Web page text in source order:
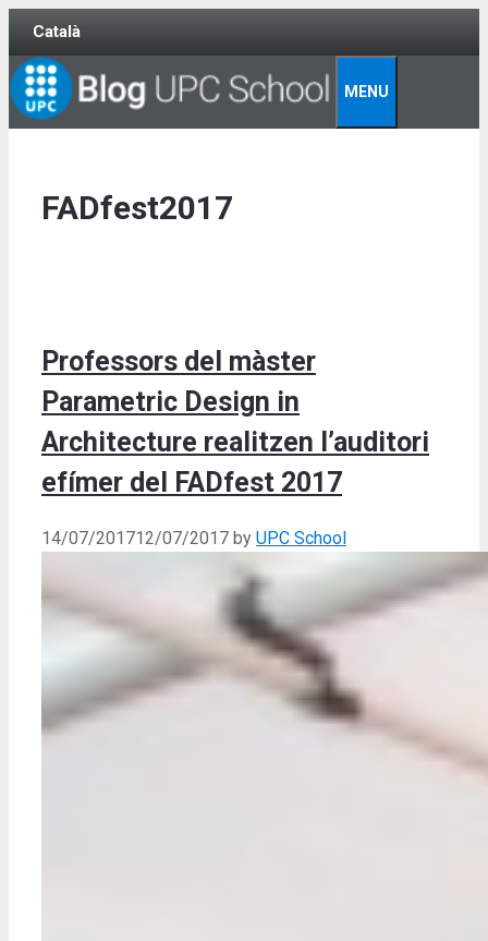
Skip
content
Català
MENU
FADfest2017
Professors del màster
Parametric Design in
Architecture realitzen l’auditori
efímer del FADfest 2017
14/07/201712/07/2017 by UPC School